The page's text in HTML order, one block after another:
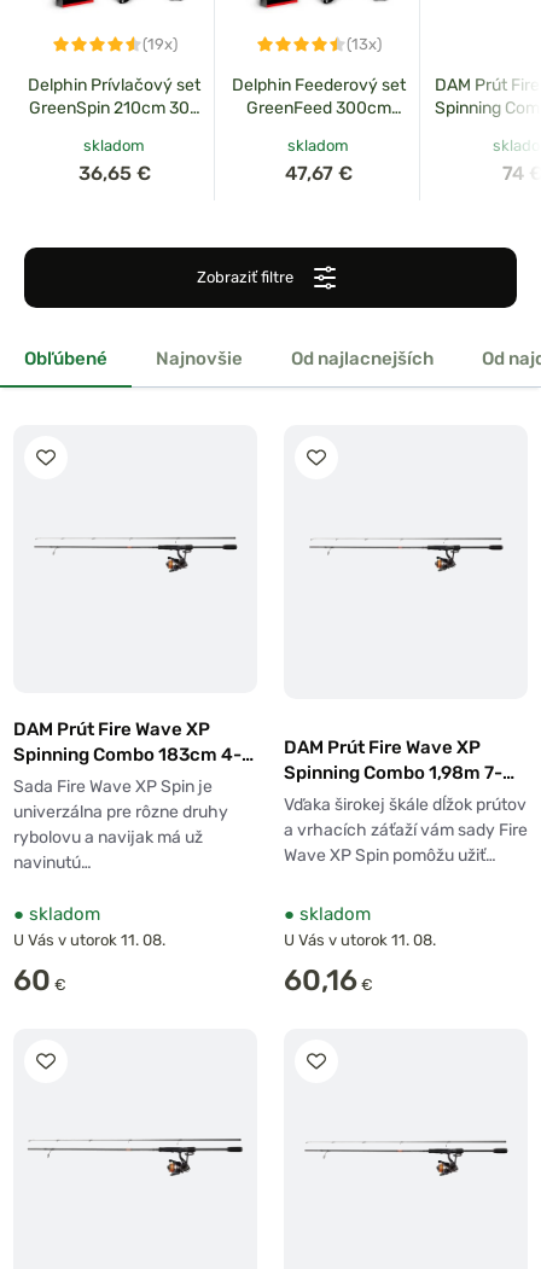
(19x)
Delphin Prívlačový set
GreenSpin 210cm 30g
skladom
36,65 €
(13x)
Delphin Feederový set
GreenFeed 300cm
skladom
47,67 €
DAM Prút
Spinning
4000 +
74
Zobraziť filtre
Obľúbené Najnovšie Od najlacnejších Od
DAM Prút Fire Wave XP
Spinning Combo 183cm 4-
12g + Navijak 1000 + Šnúra
0,12mm
Sada Fire Wave XP Spin je
univerzálna pre rôzne druhy
rybolovu a navijak má už
navinutú…
● skladom
U Vás v utorok 11. 08.
60 €
DAM Prút Fire Wave XP
Spinning Combo 1,98m 7-
22g + Navijak 1000 + Šnúra
0,12mm
Vďaka širokej škále dĺžok prútov
a vrhacích záťaží vám sady Fire
Wave XP Spin pomôžu užiť…
● skladom
U Vás v utorok 11. 08.
60,16 €